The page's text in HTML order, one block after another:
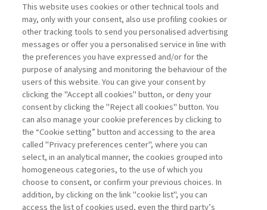
Sampietro Marco
Project
Management -
III edizione
ARCHIVE
This website uses cookies or other technical tools and
may, only with your consent, also use profiling cookies or
other tracking tools to send you personalised advertising
messages or offer you a personalised service in line with
the preferences you have expressed and/or for the
purpose of analysing and monitoring the behaviour of the
users of this website. You can give your consent by
clicking the "Accept all cookies" button, or deny your
consent by clicking the "Reject all cookies" button. You
can also manage your cookie preferences by clicking to
the “Cookie setting” button and accessing to the area
called "Privacy preferences center", where you can
select, in an analytical manner, the cookies grouped into
homogeneous categories, to the use of which you
choose to consent, or confirm your previous choices. In
addition, by clicking on the link "cookie list", you can
access the list of cookies used, even the third party’s